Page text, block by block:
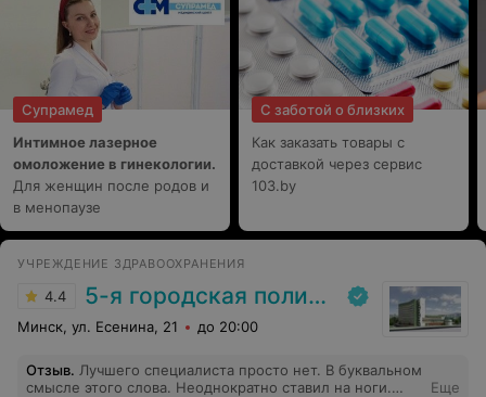
Супрамед
Интимное лазерное
омоложение в гинекологии.
Для женщин после родов и
в менопаузе
С заботой о близких
Как заказать товары с
доставкой через сервис
103.by
УЧРЕЖДЕНИЕ ЗДРАВООХРАНЕНИЯ
4.4 5-я городская поликлиника
Минск, ул. Есенина, 21 до 20:00
Отзыв. Лучшего специалиста просто нет. В буквальном
смысле этого слова. Неоднократно ставил на ноги.
Еще